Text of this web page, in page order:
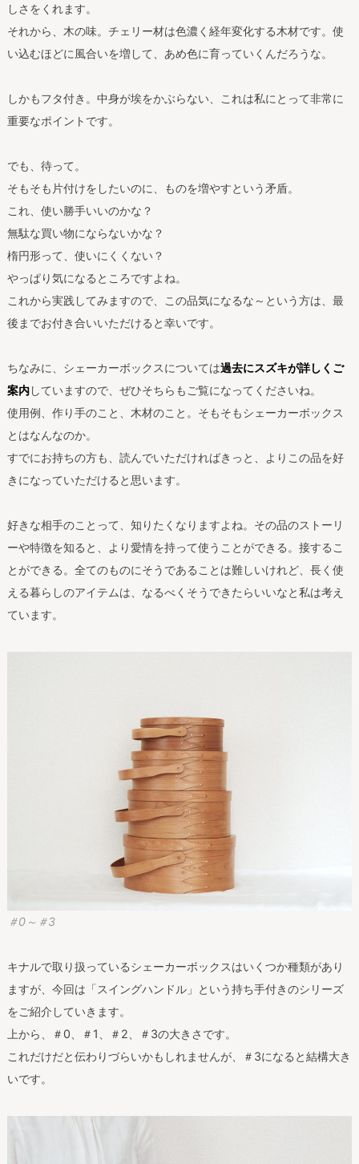
しさをくれます。
それから、木の味。チェリー材は色濃く経年変化する木材です。使
い込むほどに風合いを増して、あめ色に育っていくんだろうな。
しかもフタ付き。中身が埃をかぶらない、これは私にとって非常に
重要なポイントです。
でも、待って。
そもそも片付けをしたいのに、ものを増やすという矛盾。
これ、使い勝手いいのかな？
無駄な買い物にならないかな？
楕円形って、使いにくくない？
やっぱり気になるところですよね。
これから実践してみますので、この品気になるな～という方は、最
後までお付き合いいただけると幸いです。
ちなみに、シェーカーボックスについては過去にスズキが詳しくご
案内していますので、ぜひそちらもご覧になってくださいね。
使用例、作り手のこと、木材のこと。そもそもシェーカーボックス
とはなんなのか。
すでにお持ちの方も、読んでいただければきっと、よりこの品を好
きになっていただけると思います。
好きな相手のことって、知りたくなりますよね。その品のストーリ
ーや特徴を知ると、より愛情を持って使うことができる。接するこ
とができる。全てのものにそうであることは難しいけれど、長く使
える暮らしのアイテムは、なるべくそうできたらいいなと私は考え
ています。
＃0～＃3
キナルで取り扱っているシェーカーボックスはいくつか種類があり
ますが、今回は「スイングハンドル」という持ち手付きのシリーズ
をご紹介していきます。
上から、＃0、＃1、＃2、＃3の大きさです。
これだけだと伝わりづらいかもしれませんが、＃3になると結構大き
いです。